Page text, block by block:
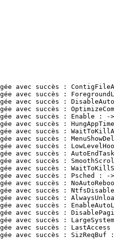
avec succès :
avec succès :
avec succès :
avec succès :
avec succès : Enable : -
avec succès :
avec succès :
avec succès :
avec succès :
avec succès :
avec succès :
avec succès :
avec succès : Psched : -
avec succès :
avec succès :
avec succès :
avec succès :
avec succès :
avec succès :
avec succès :
avec succès : SizReqBuf